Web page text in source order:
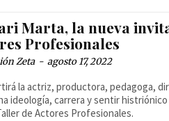
Marta, la nueva
Profesionales
Zeta - agosto 17, 2022
la actriz, productora, pedagoga,
ideología, carrera y sentir
de Actores Profesionales.